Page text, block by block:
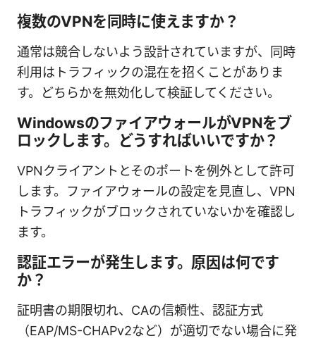
複数のVPNを同時に使えますか？
通常は競合しないよう設計されていますが、同時
利用はトラフィックの混在を招くことがありま
す。どちらかを無効化して検証してください。
WindowsのファイアウォールがVPNをブ
ロックします。どうすればいいですか？
VPNクライアントとそのポートを例外として許可
します。ファイアウォールの設定を見直し、VPN
トラフィックがブロックされていないかを確認し
ます。
認証エラーが発生します。原因は何です
か？
証明書の期限切れ、CAの信頼性、認証方式
（EAP/MS-CHAPv2など）が適切でない場合に発